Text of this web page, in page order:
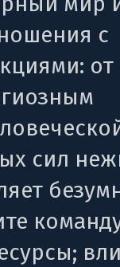
с
от
сил